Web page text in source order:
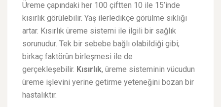
Üreme çapındaki her 100 çiftten 10 ile 15’inde
kısırlık görülebilir. Yaş ilerledikçe görülme sıklığı
artar. Kısırlık üreme sistemi ile ilgili bir sağlık
sorunudur. Tek bir sebebe bağlı olabildiği gibi;
birkaç faktörün birleşmesi ile de
gerçekleşebilir. Kısırlık, üreme sisteminin vücudun
üreme işlevini yerine getirme yeteneğini bozan bir
hastalıktır.